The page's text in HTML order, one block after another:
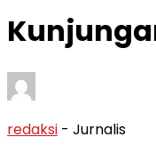
redaksi - Jurnalis